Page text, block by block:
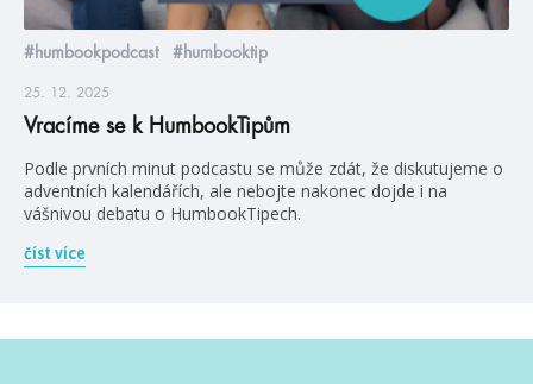
#humbookpodcast #humbooktip
25. 12. 2025
Vracíme se k HumbookTipům
Podle prvních minut podcastu se může zdát, že diskutujeme o
adventních kalendářích, ale nebojte nakonec dojde i na
vášnivou debatu o HumbookTipech.
číst více